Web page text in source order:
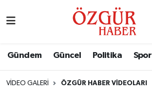
Gündem Güncel Politika Spor
VIDEO GALERI ÖZGÜR HABER VIDEOLARI
Eğitim
Nöbetçi Eczaneler
Namaz Vakitleri